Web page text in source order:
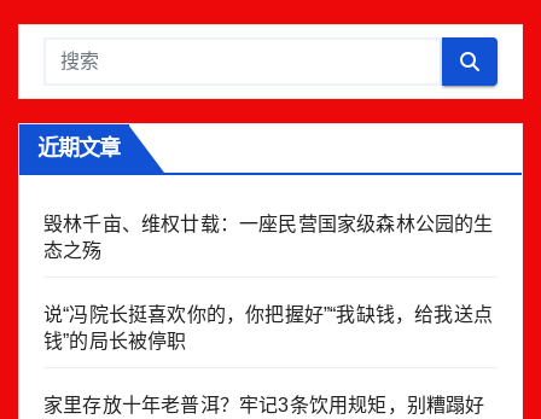
近期文章
毁林千亩、维权廿载：一座民营国家级森林公园的生
态之殇
说“冯院长挺喜欢你的，你把握好”“我缺钱，给我送点
钱”的局长被停职
家里存放十年老普洱？牢记3条饮用规矩，别糟蹋好